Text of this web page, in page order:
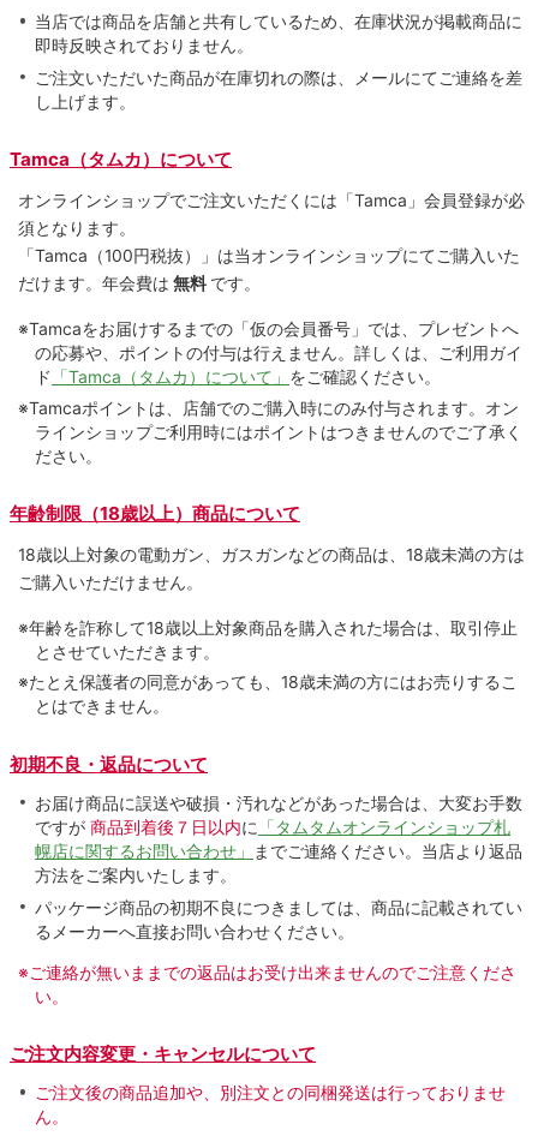
当店では商品を店舗と共有しているため、在庫状況が掲載商品に
即時反映されておりません。
ご注文いただいた商品が在庫切れの際は、メールにてご連絡を差
し上げます。
Tamca（タムカ）について
オンラインショップでご注⽂いただくには「Tamca」会員登録が必
須となります。
「Tamca （100円税抜）
」は当オンラインショップにてご購⼊いた
だけます。 年会費は 無料 です。
※Tamcaをお届けするまでの「仮の会員番号」では、プレゼントへ
の応募や、ポイントの付与は⾏えません。詳しくは、ご利⽤ガイ
ド 「Tamca（タムカ）について」 をご確認ください。
※Tamcaポイントは、店舗でのご購⼊時にのみ付与されます。オン
ラインショップご利用時にはポイントはつきませんのでご了承く
ださい。
年齢制限（18歳以上）商品について
18歳以上対象の電動ガン、ガスガンなどの商品は、18歳未満の方は
ご購入いただけません。
※年齢を詐称して18歳以上対象商品を購入された場合は、取引停止
とさせていただきます。
※たとえ保護者の同意があっても、18歳未満の方にはお売りするこ
とはできません。
初期不良・返品について
お届け商品に誤送や破損・汚れなどがあった場合は、大変お手数
ですが 商品到着後７日以内に 「タムタムオンラインショップ札
幌店に関するお問い合わせ」
までご連絡ください。当店より返品
方法をご案内いたします。
パッケージ商品の初期不良につきましては、商品に記載されてい
るメーカーへ直接お問い合わせください。
※ご連絡が無いままでの返品はお受け出来ませんのでご注意くださ
い。
ご注文内容変更・キャンセルについて
ご注文後の商品追加や、別注文との同梱発送は行っておりませ
ん。